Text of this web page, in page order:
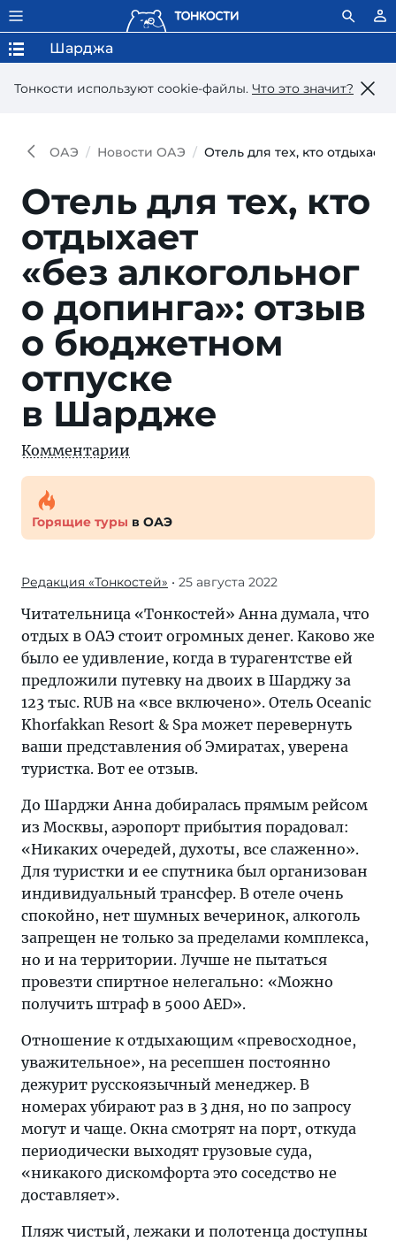
Тонкости используют сookie-файлы. Что это значит?
Шарджа
ОАЭ Новости ОАЭ Отель для тех, кто
Отель для тех, кто
отдыхает
«без алкогольног
о допинга»: отзыв
о бюджетном
отпуске
в Шардже
Комментарии
Горящие туры в ОАЭ
Редакция «Тонкостей» • 25 августа 2022
Читательница «Тонкостей» Анна думала, что
отдых в ОАЭ стоит огромных денег. Каково же
было ее удивление, когда в турагентстве ей
предложили путевку на двоих в Шарджу за
123 тыс. RUB на «все включено». Отель Oceanic
Khorfakkan Resort & Spa может перевернуть
ваши представления об Эмиратах, уверена
туристка. Вот ее отзыв.
До Шарджи Анна добиралась прямым рейсом
из Москвы, аэропорт прибытия порадовал:
«Никаких очередей, духоты, все слаженно».
Для туристки и ее спутника был организован
индивидуальный трансфер. В отеле очень
спокойно, нет шумных вечеринок, алкоголь
запрещен не только за пределами комплекса,
но и на территории. Лучше не пытаться
провезти спиртное нелегально: «Можно
получить штраф в 5000 AED».
Отношение к отдыхающим «превосходное,
уважительное», на ресепшен постоянно
дежурит русскоязычный менеджер. В
номерах убирают раз в 3 дня, но по запросу
могут и чаще. Окна смотрят на порт, откуда
периодически выходят грузовые суда,
«никакого дискомфорта это соседство не
доставляет».
Пляж чистый, лежаки и полотенца доступны